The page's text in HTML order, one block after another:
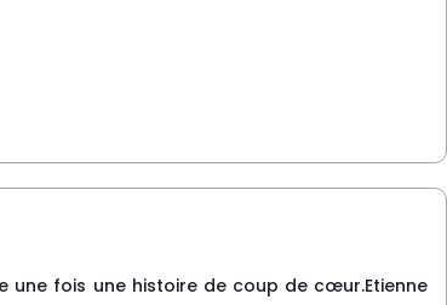
une fois une histoire de coup de cœur.Etienne